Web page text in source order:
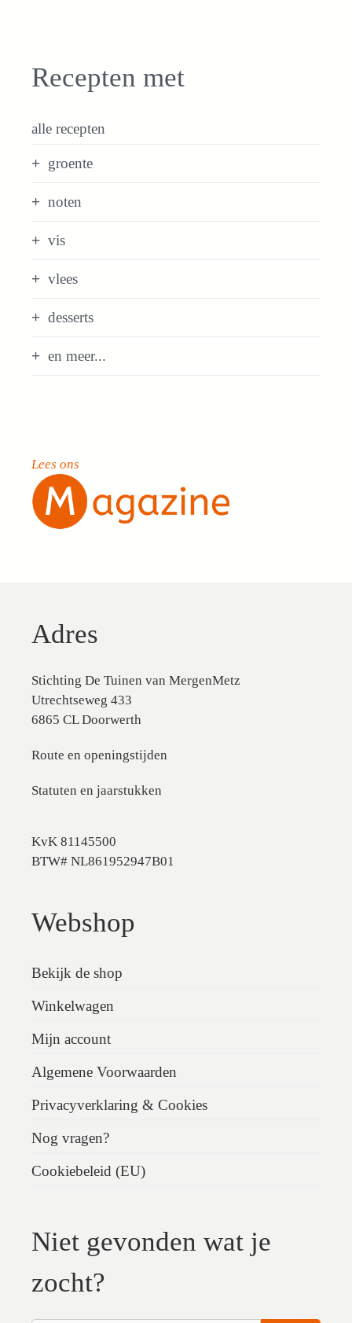
Recepten met
alle recepten
groente
noten
vis
vlees
desserts
en meer...
Lees ons
Adres
Stichting De Tuinen van MergenMetz
Utrechtseweg 433
6865 CL Doorwerth
Route en openingstijden
Statuten en jaarstukken
KvK 81145500
BTW# NL861952947B01
Webshop
Bekijk de shop
Winkelwagen
Mijn account
Algemene Voorwaarden
Privacyverklaring & Cookies
Nog vragen?
Cookiebeleid (EU)
Niet gevonden wat je
zocht?